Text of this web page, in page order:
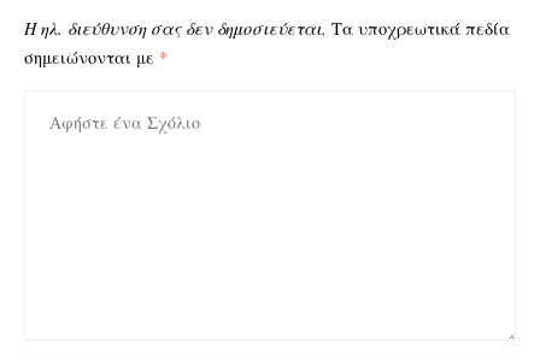
Η ηλ. διεύθυνση σας δεν δημοσιεύεται. Τα υποχρεωτικά πεδία
σημειώνονται με *